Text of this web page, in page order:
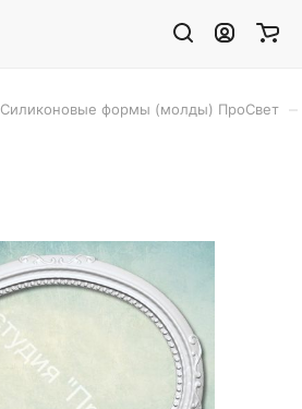
Силиконовые формы (молды) ПроСвет